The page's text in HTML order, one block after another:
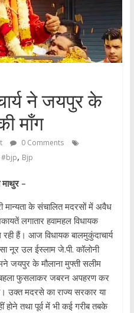
ने जयपुर के
माँग
0 Comments
, Bjp
–
के संचालित मदरसों में अवैध
लगातार हवामहल विधायक
रही हैं। आज विधायक बालमुकुंदाचार्य
नूर उल ईस्लाम जे.पी. कॉलोनी
जयपुर के मौलाना मुफ्ती सलीम
बहला फुसलाकर जबरन अपहरण कर
उक्त मदरसे का राज्य सरकार या
तथा पूर्व में भी कई गरीब तबके